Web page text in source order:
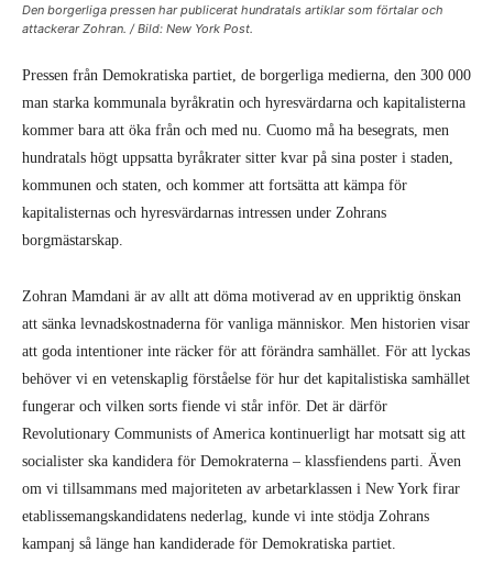
Den borgerliga pressen har publicerat hundratals artiklar som förtalar och
attackerar Zohran. / Bild: New York Post.
Pressen från Demokratiska partiet, de borgerliga medierna, den 300 000
man starka kommunala byråkratin och hyresvärdarna och kapitalisterna
kommer bara att öka från och med nu. Cuomo må ha besegrats, men
hundratals högt uppsatta byråkrater sitter kvar på sina poster i staden,
kommunen och staten, och kommer att fortsätta att kämpa för
kapitalisternas och hyresvärdarnas intressen under Zohrans
borgmästarskap.
Zohran Mamdani är av allt att döma motiverad av en uppriktig önskan
att sänka levnadskostnaderna för vanliga människor. Men historien visar
att goda intentioner inte räcker för att förändra samhället. För att lyckas
behöver vi en vetenskaplig förståelse för hur det kapitalistiska samhället
fungerar och vilken sorts fiende vi står inför. Det är därför
Revolutionary Communists of America kontinuerligt har motsatt sig att
socialister ska kandidera för Demokraterna – klassfiendens parti. Även
om vi tillsammans med majoriteten av arbetarklassen i New York firar
etablissemangskandidatens nederlag, kunde vi inte stödja Zohrans
kampanj så länge han kandiderade för Demokratiska partiet.